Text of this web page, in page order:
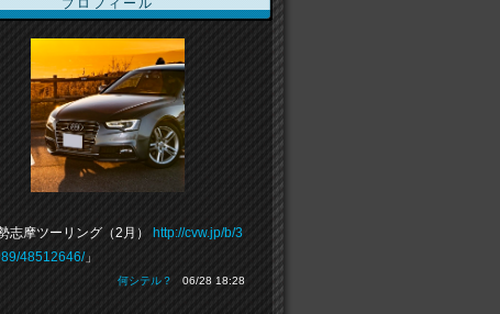
プロフィール
勢志摩ツーリング（2月）
http://cvw.jp/b/3
48512646/」
何シテル？ 06/28 18:28